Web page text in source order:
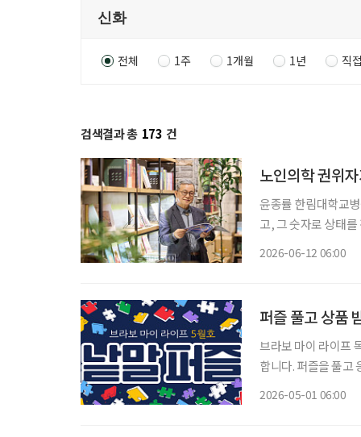
전체 1주 1개월 1년 직
검색결과 총 173 건
노인의학 권위
윤종률 한림대학교병원 명예
고, 그 숫자로 상태
2026-06-12 06:00
퍼즐 풀고 상품
브라보 마이 라이프 독자 이벤트 브라보 마이 라이프에서는
합니다. 퍼즐을 풀고
2026-05-01 06:00